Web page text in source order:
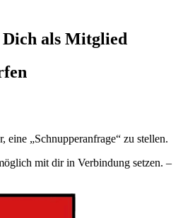
als Mitglied
eine „Schnupperanfrage“ zu stellen.
mit dir in Verbindung setzen. –